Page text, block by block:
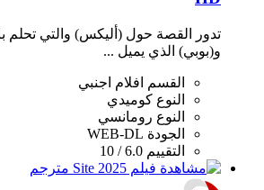
تدور القصة حول (أليكس) والتي تحلم
و(بوبي) الذي يميل ...
القسم
افلام اجنبي
النوع كوميدي
النوع رومانسي
الجودة WEB-DL
التقييم 6.0 / 10